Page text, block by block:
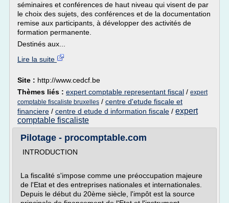
séminaires et conférences de haut niveau qui visent de par
le choix des sujets, des conférences et de la documentation
remise aux participants, à développer des activités de
formation permanente.
Destinés aux...
Lire la suite
Site : http://www.cedcf.be
Thèmes liés : expert comptable representant fiscal / expert
comptable fiscaliste bruxelles / centre d'etude fiscale et
financiere / centre d etude d information fiscale / expert
comptable fiscaliste
Pilotage - procomptable.com
INTRODUCTION
La fiscalité s'impose comme une préoccupation majeure
de l'Etat et des entreprises nationales et internationales.
Depuis le début du 20ème siècle, l'impôt est la source